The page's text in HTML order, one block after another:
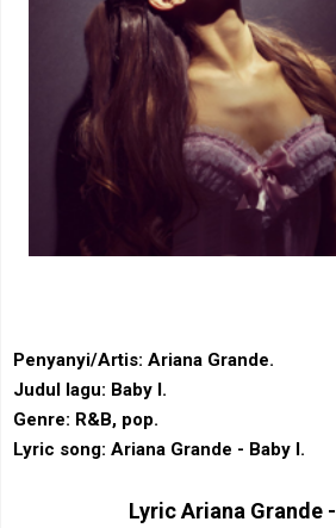
Penyanyi/Artis: Ariana Grande.
Judul lagu: Baby I.
Genre: R&B, pop‎.
Lyric song: Ariana Grande - Baby I.
Lyric Ariana Grande -